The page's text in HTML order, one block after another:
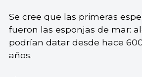
Se cree que las primeras
fueron las esponjas de mar:
podrían datar desde hace
años.